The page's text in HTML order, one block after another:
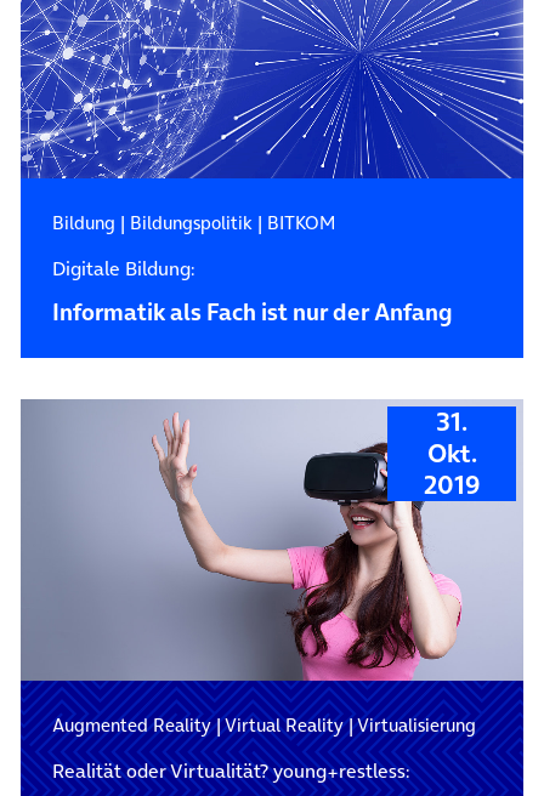
Bildung | Bildungspolitik| BITKOM
Digitale Bildung:
Informatik als Fach ist nur der Anfang
31.
Okt.
2019
Augmented Reality|Virtual Reality|Virtualisierung
Realität oder Virtualität? young+restless: